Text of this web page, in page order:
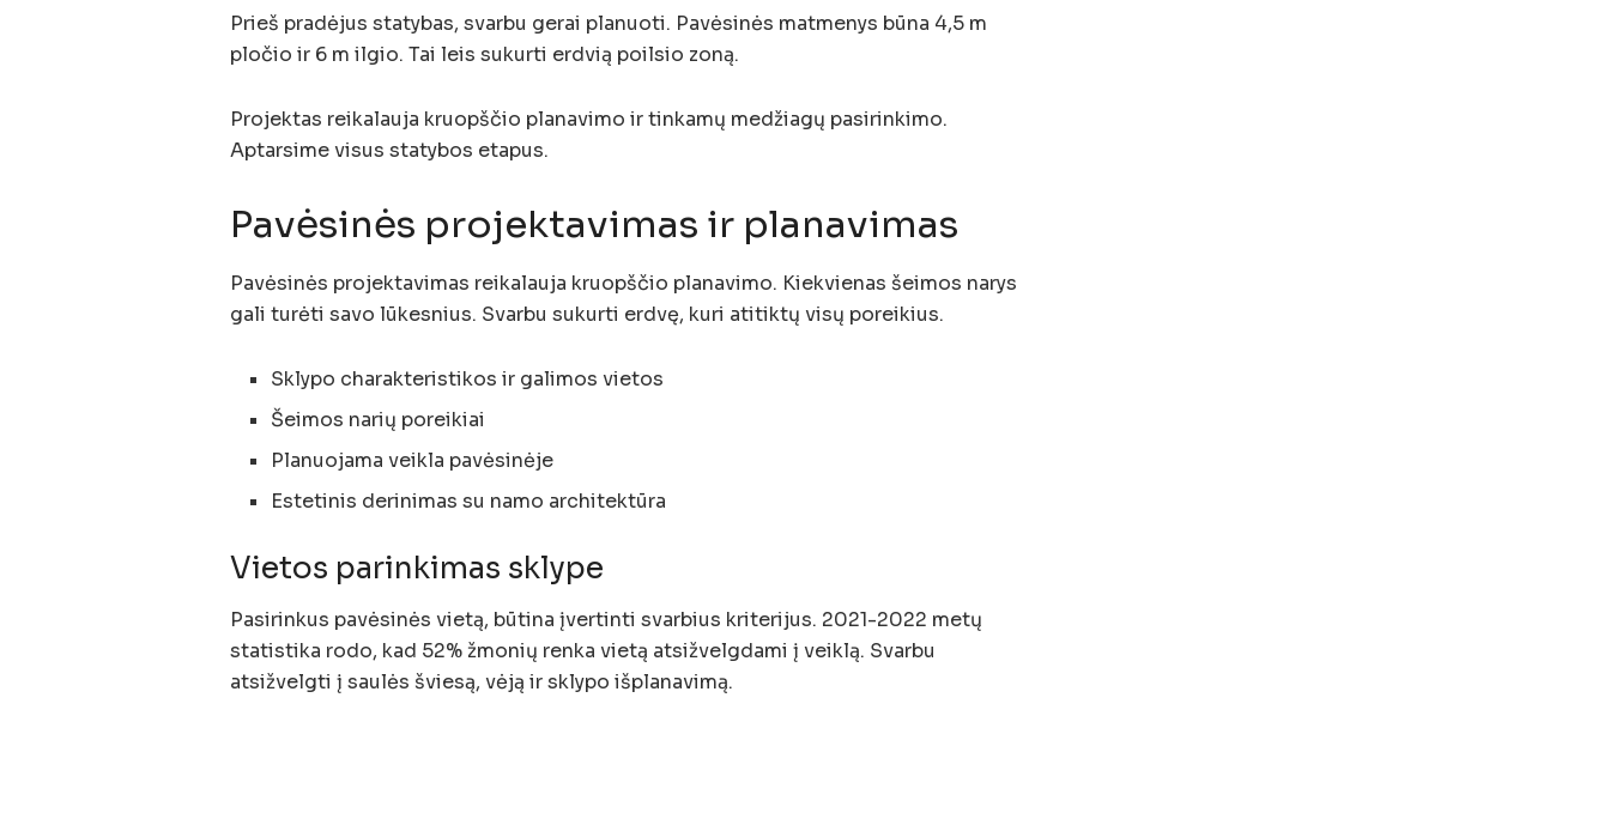
Prieš pradėjus statybas, svarbu gerai planuoti. Pavėsinės matmenys būna 4,5 m
pločio ir 6 m ilgio. Tai leis sukurti erdvią poilsio zoną.
Projektas reikalauja kruopščio planavimo ir tinkamų medžiagų pasirinkimo.
Aptarsime visus statybos etapus.
Pavėsinės projektavimas ir planavimas
Pavėsinės projektavimas reikalauja kruopščio planavimo. Kiekvienas šeimos narys
gali turėti savo lūkesnius. Svarbu sukurti erdvę, kuri atitiktų visų poreikius.
Sklypo charakteristikos ir galimos vietos
Šeimos narių poreikiai
Planuojama veikla pavėsinėje
Estetinis derinimas su namo architektūra
Vietos parinkimas sklype
Pasirinkus pavėsinės vietą, būtina įvertinti svarbius kriterijus. 2021-2022 metų
statistika rodo, kad 52% žmonių renka vietą atsižvelgdami į veiklą. Svarbu
atsižvelgti į saulės šviesą, vėją ir sklypo išplanavimą.